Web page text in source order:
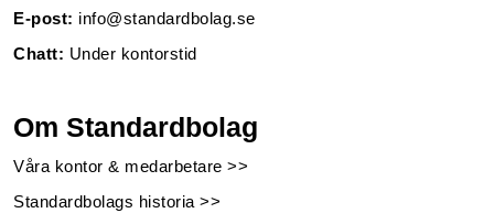
E-post: info@standardbolag.se
Chatt: Under kontorstid
Om Standardbolag
Våra kontor & medarbetare >>
Standardbolags historia >>